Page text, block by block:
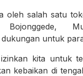
oleh salah satu
Bojonggede,
untuk
kita untuk
kebaikan di